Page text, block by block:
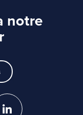
notre